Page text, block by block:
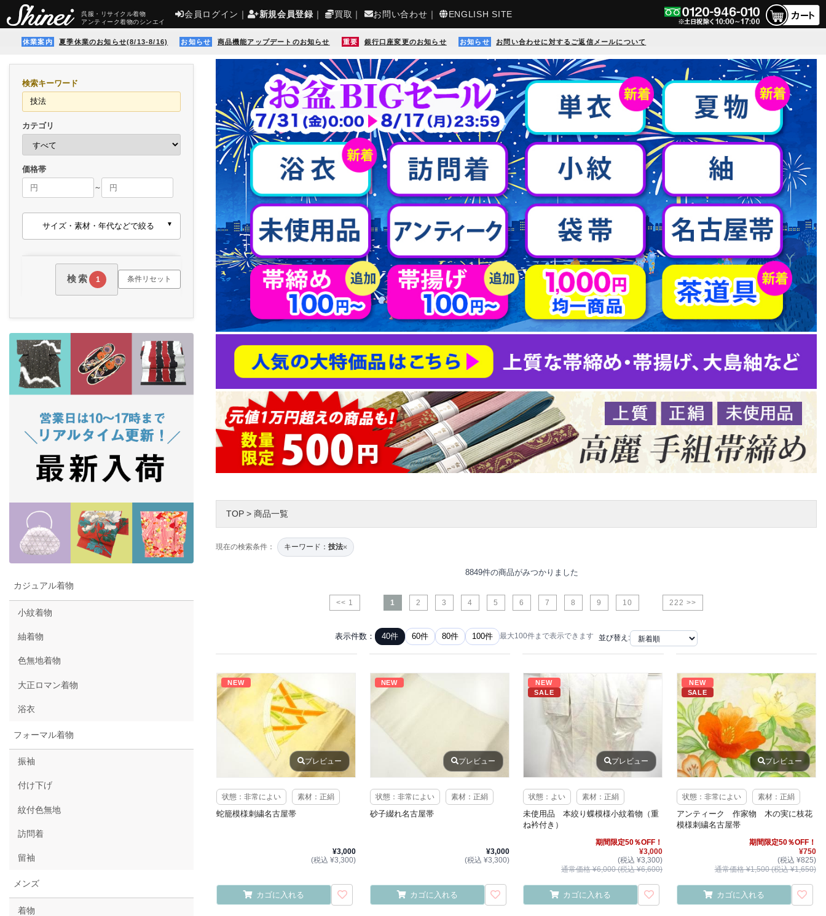
呉服・リサイクル着物
アンティーク着物のシンエイ
会員ログイン ｜ 新規会員登録 ｜ 買取 ｜ お問い合わせ ｜ ENGLISH SITE
休業案内 夏季休業のお知らせ(8/13-8/16) お知らせ 商品機能アップデートのお知らせ 重要 銀行口座変更のお知らせ お知らせ お問い合わせに対するご返信メールについて
検索キーワード
カテゴリ
価格帯
～
サイズ・素材・年代などで絞る
検索 1 条件リセット
カジュアル着物
小紋着物
紬着物
色無地着物
大正ロマン着物
浴衣
フォーマル着物
振袖
付け下げ
紋付色無地
訪問着
留袖
メンズ
着物
TOP > 商品一覧
現在の検索条件： キーワード： 技法×
8849件の商品がみつかりました
<< 1 1 2 3 4 5 6 7 8 9 10 222 >>
表示件数： 40件 60件 80件 100件 最大100件まで表示できます 並び替え:
NEW
プレビュー
状態：非常によい 素材：正絹
蛇籠模様刺繍名古屋帯
¥3,000
(税込 ¥3,300)
カゴに入れる
NEW
プレビュー
状態：非常によい 素材：正絹
砂子綴れ名古屋帯
¥3,000
(税込 ¥3,300)
カゴに入れる
NEW
SALE
プレビュー
状態：よい 素材：正絹
未使用品 本絞り蝶模様小紋着物（重
ね衿付き）
期間限定50％OFF！
¥3,000
(税込 ¥3,300)
通常価格 ¥6,000 (税込 ¥6,600)
カゴに入れる
NEW
SALE
プレビュー
状態：非常によい 素材：正絹
アンティーク 作家物 木の実に枝花
模様刺繍名古屋帯
期間限定50％OFF！
¥750
(税込 ¥825)
通常価格 ¥1,500 (税込 ¥1,650)
カゴに入れる